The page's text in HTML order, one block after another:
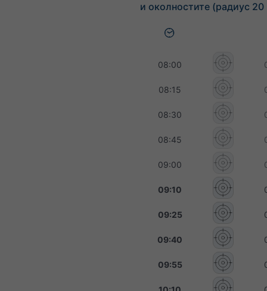
и околностите (радиус 20
08:00
08:15
08:30
08:45
09:00
09:10
09:25
09:40
09:55